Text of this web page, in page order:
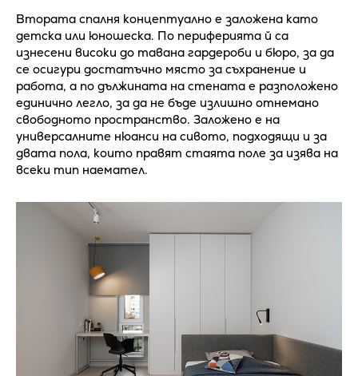
Втората спалня концептуално е заложена като
детска или юношеска. По периферията й са
изнесени високи до тавана гардероби и бюро, за да
се осигури достатъчно място за съхранение и
работа, а по дължината на стената е разположено
единично легло, за да не бъде излишно отнемано
свободното пространство. Заложено е на
универсалните нюанси на сивото, подходящи и за
двата пола, които правят стаята поле за изява на
всеки тип наемател.